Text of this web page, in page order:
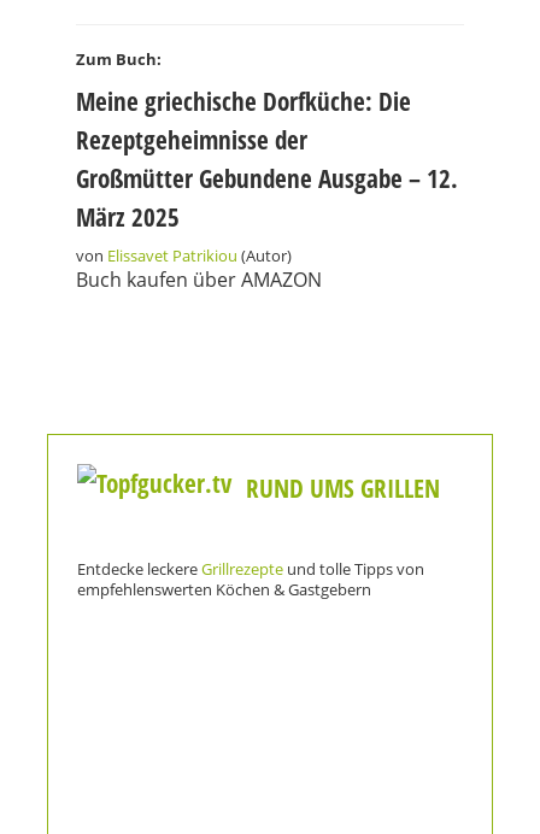
Zum Buch:
Meine griechische Dorfküche: Die
Rezeptgeheimnisse der
GroßmütterGebundene Ausgabe – 12.
März 2025
von Elissavet Patrikiou (Autor)
Buch kaufen über AMAZON
RUND UMS GRILLEN
Entdecke leckereGrillrezepte und tolle Tipps von
empfehlenswerten Köchen & Gastgebern